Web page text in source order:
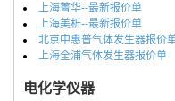
上海菁华--最新报价单
上海美析--最新报价单
北京中惠普气体发生器报价
上海全浦气体发生器报价单
电化学仪器